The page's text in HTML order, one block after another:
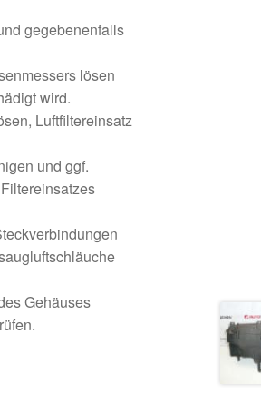
gegebenenfalls
lösen
wird.
Luftfiltereinsatz
und ggf.
Gehäuses